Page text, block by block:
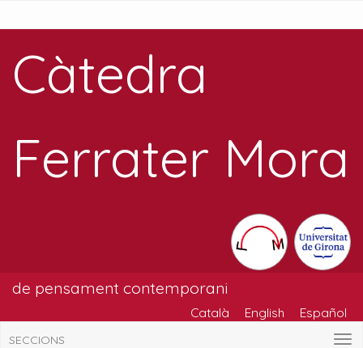
Càtedra
Ferrater Mora
de pensament contemporani
Català English Español
SECCIONS